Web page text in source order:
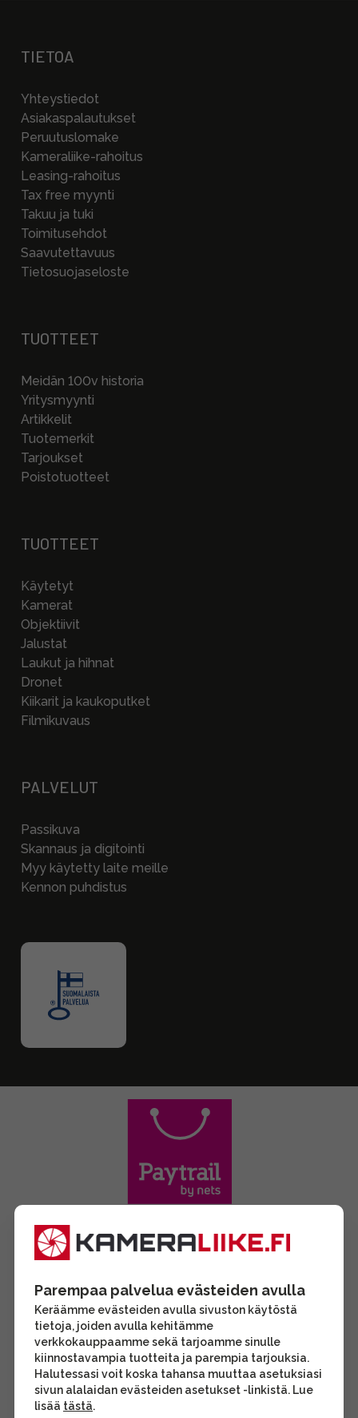
TIETOA
Yhteystiedot
Asiakaspalautukset
Peruutuslomake
Kameraliike-rahoitus
Leasing-rahoitus
Tax free myynti
Takuu ja tuki
Toimitusehdot
Saavutettavuus
Tietosuojaseloste
TUOTTEET
Meidän 100v historia
Yritysmyynti
Artikkelit
Tuotemerkit
Tarjoukset
Poistotuotteet
TUOTTEET
Käytetyt
Kamerat
Objektiivit
Jalustat
Laukut ja hihnat
Dronet
Kiikarit ja kaukoputket
Filmikuvaus
PALVELUT
Passikuva
Skannaus ja digitointi
Myy käytetty laite meille
Kennon puhdistus
Parempaa palvelua evästeiden avulla
Keräämme evästeiden avulla sivuston käytöstä
tietoja, joiden avulla kehitämme
verkkokauppaamme sekä tarjoamme sinulle
kiinnostavampia tuotteita ja parempia tarjouksia.
Halutessasi voit koska tahansa muuttaa asetuksiasi
sivun alalaidan evästeiden asetukset -linkistä. Lue
lisää tästä.